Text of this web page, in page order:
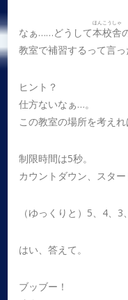
なぁ……どうして本校舎
ほんこうしゃ
教室で補習するって言
ヒント？
仕方ないなぁ…。
この教室の場所を考えれ
制限時間は5秒。
カウントダウン、スター
（ゆっくりと）5、4、3
はい、答えて。
ブッブー！